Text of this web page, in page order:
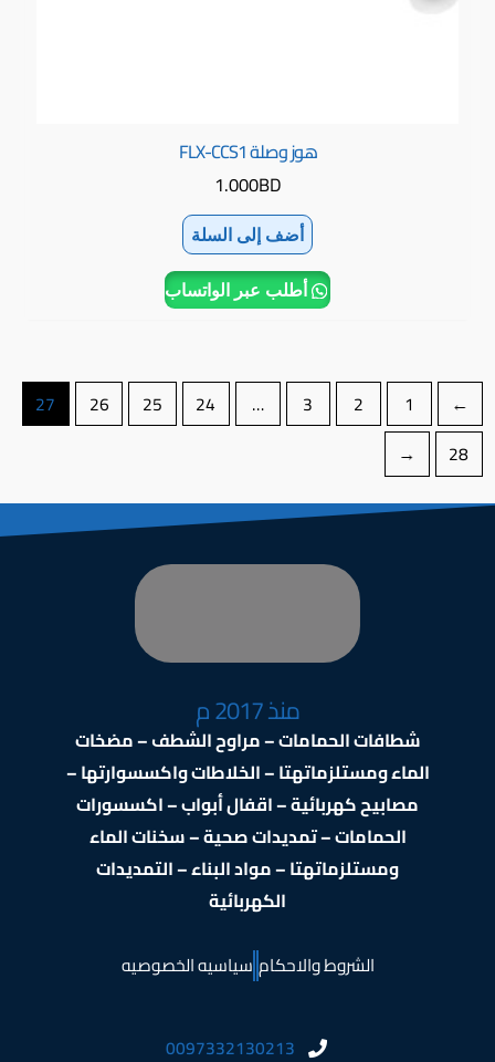
هوز وصلة FLX-CCS1
1.000BD
أضف إلى السلة
أطلب عبر الواتساب
→
1
2
3
…
24
25
26
27
28
←
منذ 2017 م
شطافات الحمامات – مراوح الشطف – مضخات
الماء ومستلزماتهتا – الخلاطات واكسسوارتها –
مصابيح كهربائية – اقفال أبواب – اكسسورات
الحمامات – تمديدات صحية – سخنات الماء
ومستلزماتهتا – مواد البناء – التمديدات
الكهربائية
الشروط والاحكام سياسيه الخصوصيه
0097332130213